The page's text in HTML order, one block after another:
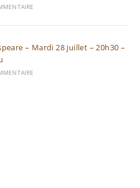
– Mardi 28 juillet – 20h30 –